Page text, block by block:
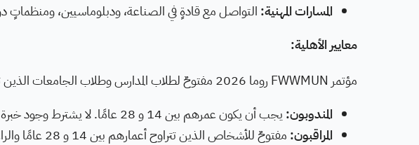
المسارات المهنية: التواصل مع قادةٍ في الصناعة، ودبلوماسيين، ومنظماتٍ
معايير الأهلية:
مؤتمر FWWMUN روما 2026 مفتوحٌ لطلاب المدارس وطلاب الجامعات الذين تتراوح أعمارهم بين 14 و 28 عامًا.
المندوبون: يجب أن يكون عمرهم بين 14 و 28 عامًا. لا يشترط وجود خبرة سابقة في نموذج الأمم المتحدة.
المراقبون: مفتوحٌ للأشخاص الذين تتراوح أعمارهم بين 14 و 28 عامًا والراغبين في مُتابعة المؤتمر.